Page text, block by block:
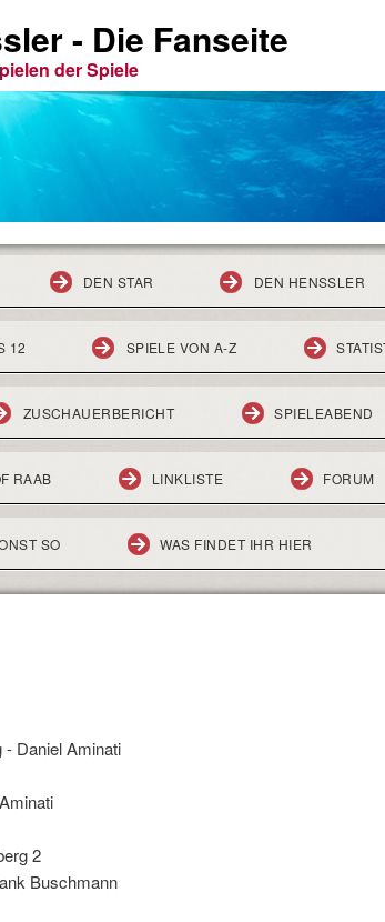
- Die Fanseite
der Spiele
DEN STAR DEN HENSSLER
12 SPIELE VON A-Z
ZUSCHAUERBERICHT SPIELEABEND
RAAB LINKLISTE FORUM
SO WAS FINDET IHR HIER
- Daniel Aminati
2
Buschmann